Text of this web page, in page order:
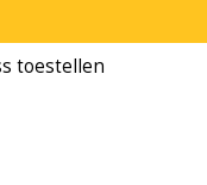
toestellen